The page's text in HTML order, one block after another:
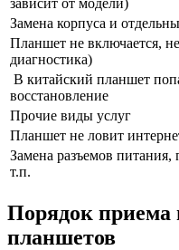
Замена корпуса и
Планшет не включается,
диагностика)
В китайский планшет
восстановление
Прочие виды услуг
Планшет не ловит
Замена разъемов
т.п.
Порядок приема
планшетов